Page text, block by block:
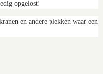
opgelost!
en andere plekken waar een